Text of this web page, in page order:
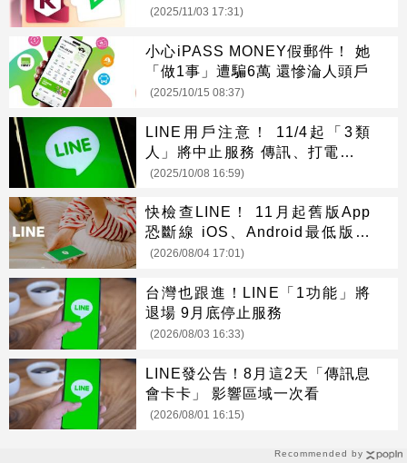
Recommended by
(2025/11/03 17:31)
小心iPASS MONEY假郵件！ 她
「做1事」遭騙6萬 還慘淪人頭戶
(2025/10/15 08:37)
LINE用戶注意！ 11/4起「3類
人」將中止服務 傳訊、打電話都
不行
(2025/10/08 16:59)
快檢查LINE！ 11月起舊版App
恐斷線 iOS、Android最低版本
一次看
(2026/08/04 17:01)
台灣也跟進！LINE「1功能」將
退場 9月底停止服務
(2026/08/03 16:33)
LINE發公告！8月這2天「傳訊息
會卡卡」 影響區域一次看
(2026/08/01 16:15)